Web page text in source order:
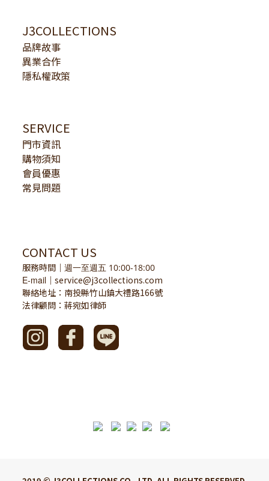
J3COLLECTIONS
品牌故事
異業合作
隱私權政策
SERVICE
門市資訊
購物須知
會員優惠
常見問題
CONTACT US
服務時間 ｜ 週一至週五 10:00-18:00
E-mail ｜ service@j3collections.com
聯絡地址：南投縣竹山鎮大禮路166號
法律顧問：蔣宛如律師